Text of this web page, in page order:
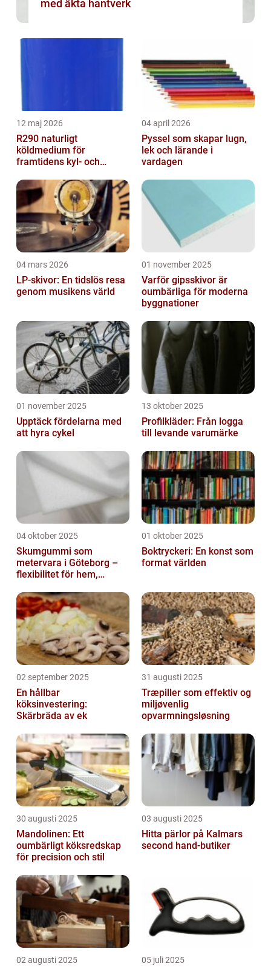
med äkta hantverk
12 maj 2026
R290 naturligt
köldmedium för
framtidens kyl- och
04 april 2026
Pyssel som skapar lugn,
lek och lärande i
vardagen
04 mars 2026
LP-skivor: En tidslös resa
genom musikens värld
01 november 2025
Varför gipsskivor är
oumbärliga för moderna
byggnationer
01 november 2025
Upptäck fördelarna med
att hyra cykel
13 oktober 2025
Profilkläder: Från logga
till levande varumärke
04 oktober 2025
Skumgummi som
metervara i Göteborg –
flexibilitet för hem,
01 oktober 2025
Boktryckeri: En konst som
format världen
02 september 2025
En hållbar
köksinvestering:
Skärbräda av ek
31 augusti 2025
Træpiller som effektiv og
miljøvenlig
opvarmningsløsning
30 augusti 2025
Mandolinen: Ett
oumbärligt köksredskap
för precision och stil
03 augusti 2025
Hitta pärlor på Kalmars
second hand-butiker
02 augusti 2025 05 juli 2025